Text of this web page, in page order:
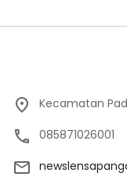
Kecamatan
085871026001